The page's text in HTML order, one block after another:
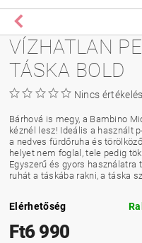
VÍZHATLAN
TÁSKA BOLD
Nincs értékelés
Bárhová is megy, a Bambino
kéznél lesz! Ideális a használt
a nedves fürdőruha és
helyet nem foglal, tele pedig
Egyszerű és gyors használatra
ruhát a táskába rakni, a táska
Elérhetőség
Ft6 990